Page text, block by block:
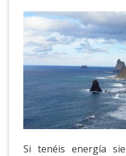
Si tenéis energía